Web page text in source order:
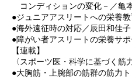
コンディションの変化－／亀
●ジュニアアスリートへの栄養
●海外遠征時の対応／辰田和佳子
●障がい者アスリートの栄養サ
【連載】
〈スポーツ医・科学に基づく筋
●大胸筋・上腕部の筋群の筋力